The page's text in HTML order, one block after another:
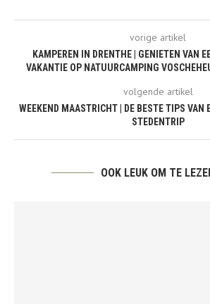
vorige artikel
KAMPEREN IN DRENTHE | GENIETEN VAN
VAKANTIE OP NATUURCAMPING
volgende artikel
WEEKEND MAASTRICHT | DE BESTE TIPS VAN
STEDENTRIP
OOK LEUK OM TE